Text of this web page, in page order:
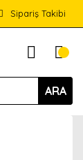
Sipariş Takibi
ARA